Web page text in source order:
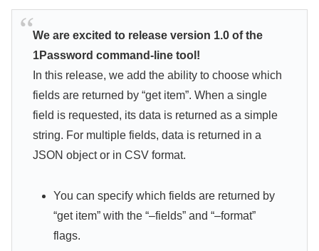
We are excited to release version 1.0 of the
1Password command-line tool!
In this release, we add the ability to choose which
fields are returned by “get item”. When a single
field is requested, its data is returned as a simple
string. For multiple fields, data is returned in a
JSON object or in CSV format.
You can specify which fields are returned by
“get item” with the “–fields” and “–format”
flags.